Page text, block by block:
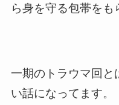
ら身を守る包帯をも
一期のトラウマ回と
い話になってます。